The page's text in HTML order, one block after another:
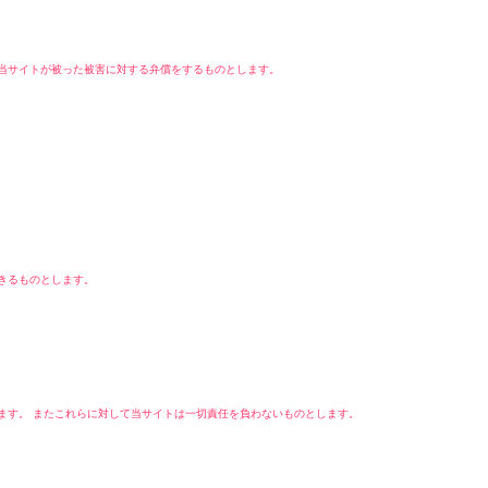
イトが被った被害に対する弁償をするものとします。
ものとします。
。 またこれらに対して当サイトは一切責任を負わないものとします。